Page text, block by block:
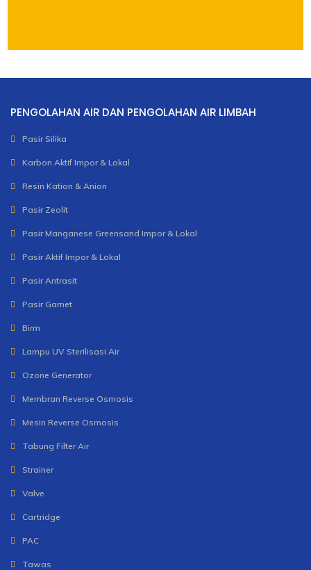
PENGOLAHAN AIR DAN PENGOLAHAN AIR LIMBAH
Pasir Silika
Karbon Aktif Impor & Lokal
Resin Kation & Anion
Pasir Zeolit
Pasir Manganese Greensand Impor & Lokal
Pasir Aktif Impor & Lokal
Pasir Antrasit
Pasir Garnet
Birm
Lampu UV Sterilisasi Air
Ozone Generator
Membran Reverse Osmosis
Mesin Reverse Osmosis
Tabung Filter Air
Strainer
Valve
Cartridge
PAC
Tawas